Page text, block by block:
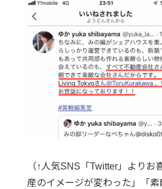
（↑人気SNS「Twitter」よりお
産のイメージが変わった」「